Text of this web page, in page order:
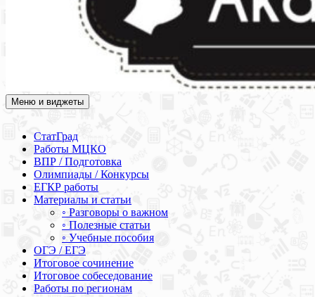
Академия СОВА
Подготовка к ЕГЭ, ОГЭ, ВПР, МЦКО, СтатГрад, КДР, ВОШ,
Меню и виджеты
СтатГрад
Работы МЦКО
ВПР / Подготовка
Олимпиады / Конкурсы
ЕГКР работы
Материалы и статьи
◦ Разговоры о важном
◦ Полезные статьи
◦ Учебные пособия
ОГЭ / ЕГЭ
Итоговое сочинение
Итоговое собеседование
Работы по регионам